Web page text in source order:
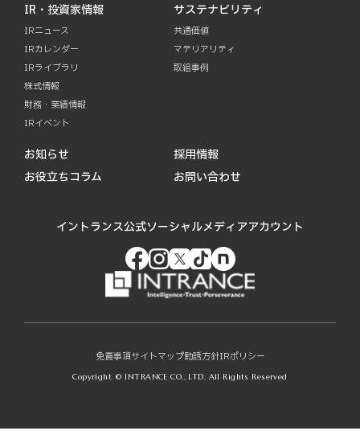
IR・投資家情報
IRニュース
IRカレンダー
IRライブラリ
株式情報
財務・業績情報
IRイベント
サステナビリティ
共通価値
マテリアリティ
取組事例
お知らせ
お役立ちコラム
採用情報
お問い合わせ
イントランス公式ソーシャルメディアアカウント
免責事項サイトマップ勧誘方針IRポリシー
Copyright © INTRANCE CO., LTD. All Rights Reserved